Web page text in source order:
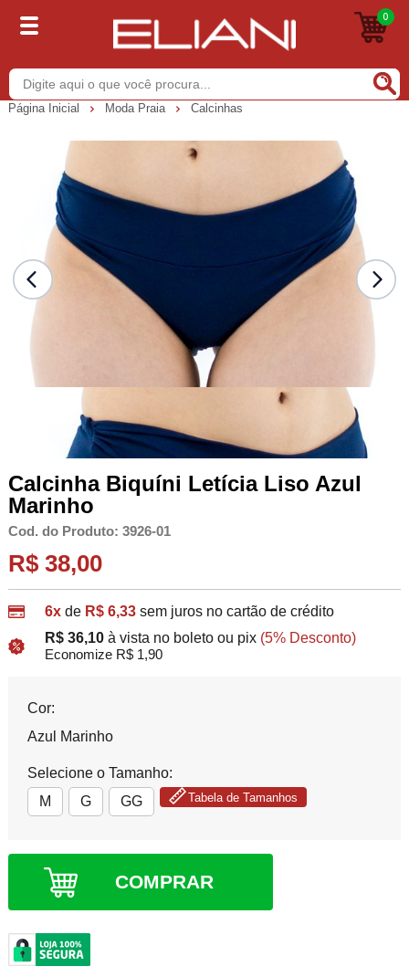
0
Página Inicial Moda Praia Calcinhas
Calcinha Biquíni Letícia Liso Azul
Marinho
Cod. do Produto: 3926-01
R$ 38,00
6xde R$ 6,33 sem juros no cartão de crédito
R$ 36,10 à vista no boleto ou pix (5% Desconto)
Economize R$ 1,90
Cor:
Azul Marinho
Selecione o Tamanho:
M
G GG Tabela de Tamanhos
COMPRAR